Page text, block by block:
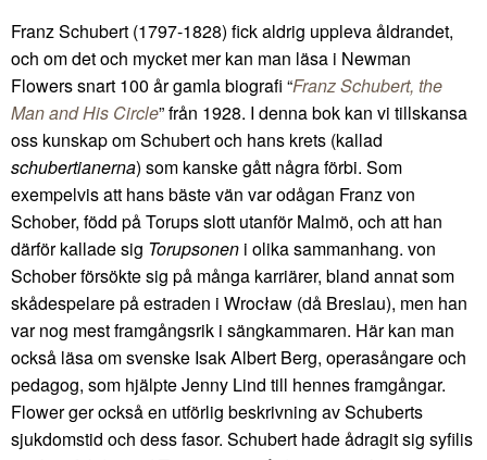
Franz Schubert (1797-1828) fick aldrig uppleva åldrandet,
och om det och mycket mer kan man läsa i Newman
Flowers snart 100 år gamla biografi “Franz Schubert, the
Man and His Circle” från 1928. I denna bok kan vi tillskansa
oss kunskap om Schubert och hans krets (kallad
schubertianerna) som kanske gått några förbi. Som
exempelvis att hans bäste vän var odågan Franz von
Schober, född på Torups slott utanför Malmö, och att han
därför kallade sig Torupsonen i olika sammanhang. von
Schober försökte sig på många karriärer, bland annat som
skådespelare på estraden i Wrocław (då Breslau), men han
var nog mest framgångsrik i sängkammaren. Här kan man
också läsa om svenske Isak Albert Berg, operasångare och
pedagog, som hjälpte Jenny Lind till hennes framgångar.
Flower ger också en utförlig beskrivning av Schuberts
sjukdomstid och dess fasor. Schubert hade ådragit sig syfilis